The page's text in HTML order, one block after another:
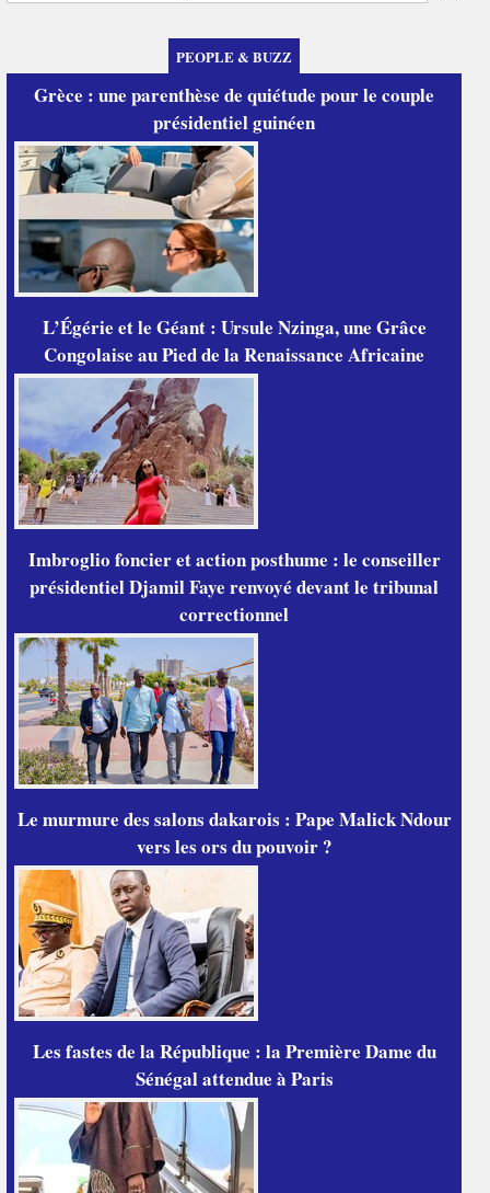
PEOPLE & BUZZ
Grèce : une parenthèse de quiétude pour le couple
présidentiel guinéen
L’Égérie et le Géant : Ursule Nzinga, une Grâce
Congolaise au Pied de la Renaissance Africaine
Imbroglio foncier et action posthume : le conseiller
présidentiel Djamil Faye renvoyé devant le tribunal
correctionnel
Le murmure des salons dakarois : Pape Malick Ndour
vers les ors du pouvoir ?
Les fastes de la République : la Première Dame du
Sénégal attendue à Paris